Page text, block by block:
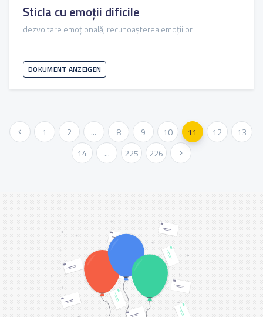
Sticla cu emoții dificile
dezvoltare emoțională, recunoașterea emoțiilor
DOKUMENT ANZEIGEN
« Vorher 1 2 ... 8 9 10 11 12
13
14
... 225 226 Weiter »